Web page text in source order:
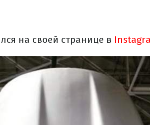
на своей странице в